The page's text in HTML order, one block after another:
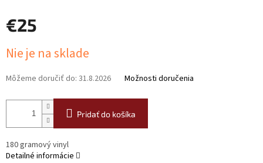
€25
cena:
Nie je na sklade
Môžeme doručiť do: 31.8.2026 Možnosti doručenia
Pridať do košíka
180 gramový vinyl
Detailné informácie